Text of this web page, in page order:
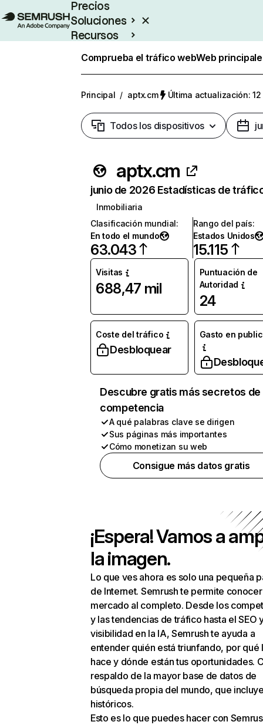
Precios
Soluciones
Recursos
Comprueba el tráfico webWeb
Principal / aptx.cm Última actualización:
Todos los dispositivos
aptx.cm
junio de 2026 Estadísticas de
Inmobiliaria
Clasificación mundial:
En todo el mundo
63.043
Rango del país:
Estados Unidos
15.115
Visitas
688,47 mil
Puntuación de
Autoridad
24
Coste del tráfico
Desbloquear
Gasto en
Descubre gratis más secretos de
competencia
A qué palabras clave se dirigen
Sus páginas más importantes
Cómo monetizan su web
Consigue más datos gratis
¡Espera! Vamos a
la imagen.
Lo que ves ahora es solo una pequeña
de Internet. Semrush te permite
mercado al completo. Desde los
y las tendencias de tráfico hasta el SEO
visibilidad en la IA, Semrush te ayuda a
entender quién está triunfando, por qué
hace y dónde están tus oportunidades.
respaldo de la mayor base de datos de
búsqueda propia del mundo, que
históricos.
Esto es lo que puedes hacer con